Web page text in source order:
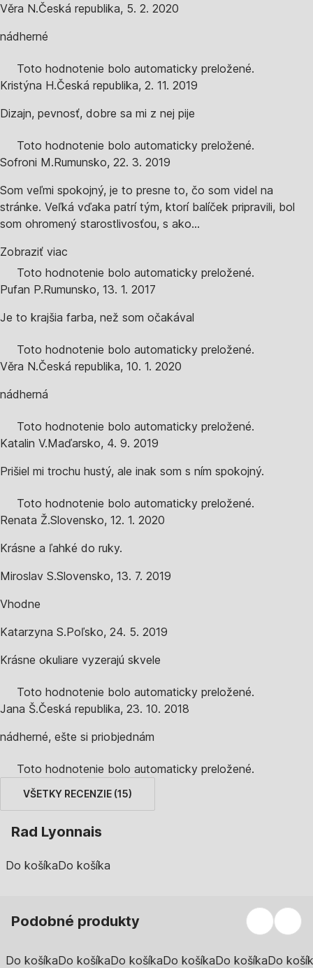
Věra N.Česká republika, 5. 2. 2020
nádherné
Toto hodnotenie bolo automaticky preložené.
Kristýna H.Česká republika, 2. 11. 2019
Dizajn, pevnosť, dobre sa mi z nej pije
Toto hodnotenie bolo automaticky preložené.
Sofroni M.Rumunsko, 22. 3. 2019
Som veľmi spokojný, je to presne to, čo som videl na
stránke. Veľká vďaka patrí tým, ktorí balíček pripravili, bol
som ohromený starostlivosťou, s ako...
Zobraziť viac
Toto hodnotenie bolo automaticky preložené.
Pufan P.Rumunsko, 13. 1. 2017
Je to krajšia farba, než som očakával
Toto hodnotenie bolo automaticky preložené.
Věra N.Česká republika, 10. 1. 2020
nádherná
Toto hodnotenie bolo automaticky preložené.
Katalin V.Maďarsko, 4. 9. 2019
Prišiel mi trochu hustý, ale inak som s ním spokojný.
Toto hodnotenie bolo automaticky preložené.
Renata Ž.Slovensko, 12. 1. 2020
Krásne a ľahké do ruky.
Miroslav S.Slovensko, 13. 7. 2019
Vhodne
Katarzyna S.Poľsko, 24. 5. 2019
Krásne okuliare vyzerajú skvele
Toto hodnotenie bolo automaticky preložené.
Jana Š.Česká republika, 23. 10. 2018
nádherné, ešte si priobjednám
Toto hodnotenie bolo automaticky preložené.
VŠETKY RECENZIE (15)
Rad Lyonnais
Do košíkaDo košíka
Podobné produkty
Do košíkaDo košíkaDo košíkaDo košíkaDo košíkaDo